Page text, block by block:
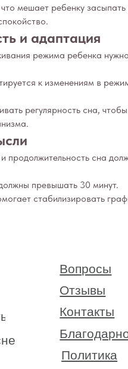
мешает ребенку
и адаптация
режима ребенка
к изменениям в
регулярность сна,
продолжительность сна
превышать 30 минут.
стабилизировать